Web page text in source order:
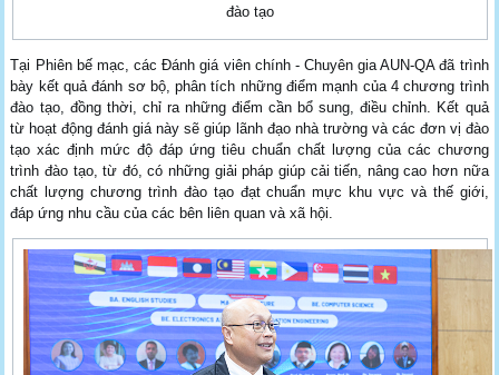
đào tạo
Tại Phiên bế mạc, các Đánh giá viên chính - Chuyên gia AUN-QA đã trình
bày kết quả đánh sơ bộ, phân tích những điểm mạnh của 4 chương trình
đào tạo, đồng thời, chỉ ra những điểm cần bổ sung, điều chỉnh. Kết quả
từ hoạt động đánh giá này sẽ giúp lãnh đạo nhà trường và các đơn vị đào
tạo xác định mức độ đáp ứng tiêu chuẩn chất lượng của các chương
trình đào tạo, từ đó, có những giải pháp giúp cải tiến, nâng cao hơn nữa
chất lượng chương trình đào tạo đạt chuẩn mực khu vực và thế giới,
đáp ứng nhu cầu của các bên liên quan và xã hội.